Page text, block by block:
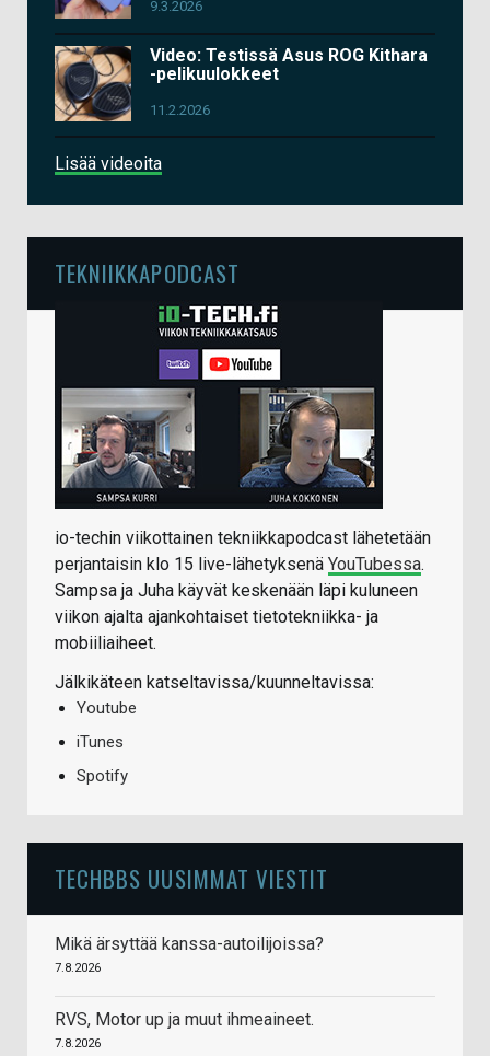
9.3.2026
Video: Testissä Asus ROG Kithara
-pelikuulokkeet
11.2.2026
Lisää videoita
TEKNIIKKAPODCAST
io-techin viikottainen tekniikkapodcast lähetetään
perjantaisin klo 15 live-lähetyksenä YouTubessa.
Sampsa ja Juha käyvät keskenään läpi kuluneen
viikon ajalta ajankohtaiset tietotekniikka- ja
mobiiliaiheet.
Jälkikäteen katseltavissa/kuunneltavissa:
Youtube
iTunes
Spotify
TECHBBS UUSIMMAT VIESTIT
Mikä ärsyttää kanssa-autoilijoissa?
7.8.2026
RVS, Motor up ja muut ihmeaineet.
7.8.2026